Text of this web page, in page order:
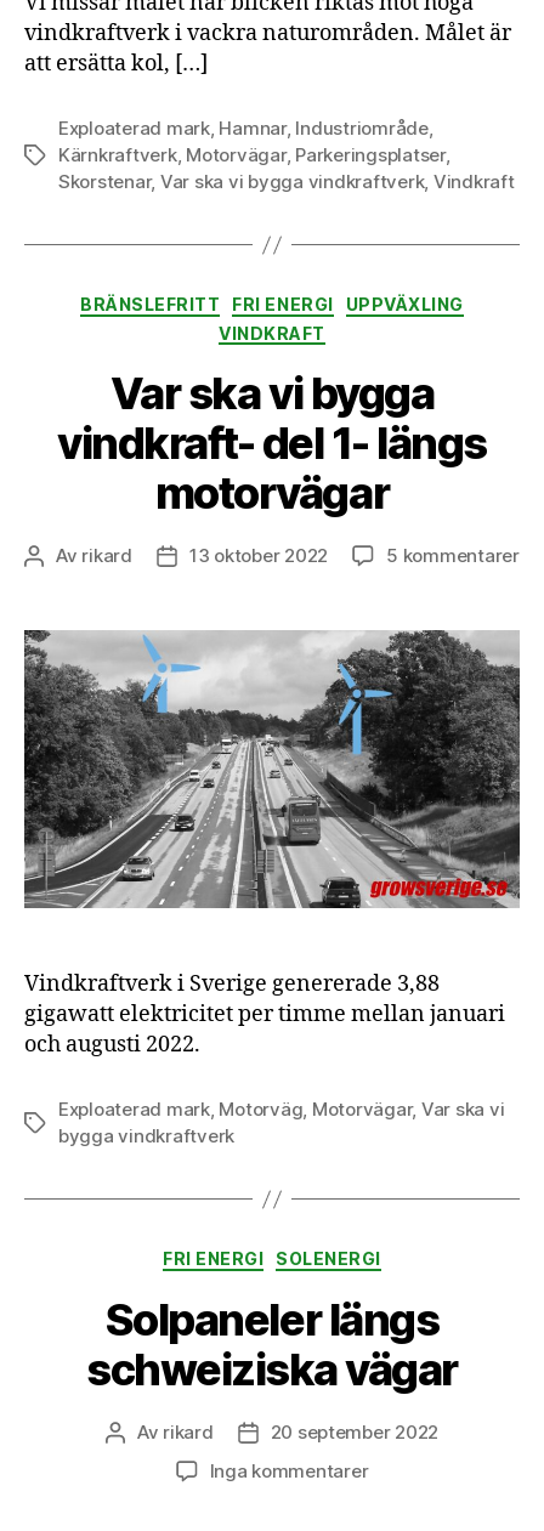
vindkraftverk i vackra naturområden. Målet är
att ersätta kol, […]
Etiketter
Exploaterad mark, Hamnar, Industriområde,
Kärnkraftverk, Motorvägar, Parkeringsplatser,
Skorstenar, Var ska vi bygga vindkraftverk, Vindkraft
Kategorier
BRÄNSLEFRITT FRI ENERGI
UPPVÄXLING
VINDKRAFT
Var ska vi bygga
vindkraft- del 1- längs
motorvägar
Inläggsförfattare
Av rikard Inläggsdatum
13 oktober 2022 5 kommentarertill
vi
1-
Vindkraftverk i Sverige genererade 3,88
gigawatt elektricitet per timme mellan januari
och augusti 2022.
Etiketter
Exploaterad mark, Motorväg, Motorvägar, Var ska vi
bygga vindkraftverk
Kategorier
FRI ENERGI SOLENERGI
Solpaneler längs
schweiziska vägar
Inläggsförfattare
Av rikard Inläggsdatum
20 september 2022
Inga kommentarertill